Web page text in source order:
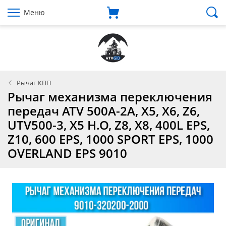
Меню
Рычаг КПП
Рычаг механизма переключения
передач ATV 500A-2A, X5, X6, Z6,
UTV500-3, X5 H.O, Z8, X8, 400L EPS,
Z10, 600 EPS, 1000 SРОRТ ЕРS, 1000
ОVЕRLАND ЕРS 9010